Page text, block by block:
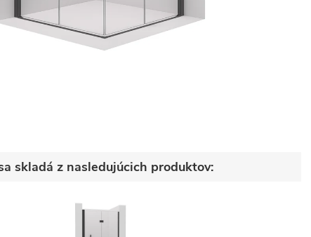
skladá z nasledujúcich produktov: